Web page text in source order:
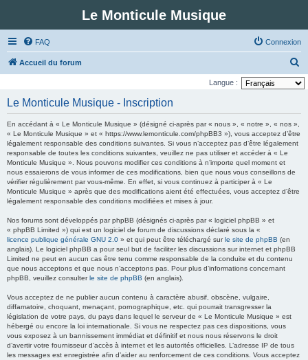
Le Monticule Musique
FAQ Connexion
Accueil du forum
e
Langue :
Le Monticule Musique - Inscription
En accédant à « Le Monticule Musique » (désigné ci-après par « nous », « notre », « nos »,
« Le Monticule Musique » et « https://www.lemonticule.com/phpBB3 »), vous acceptez d’être
légalement responsable des conditions suivantes. Si vous n’acceptez pas d’être légalement
responsable de toutes les conditions suivantes, veuillez ne pas utiliser et accéder à « Le
Monticule Musique ». Nous pouvons modifier ces conditions à n’importe quel moment et
nous essaierons de vous informer de ces modifications, bien que nous vous conseillons de
vérifier régulièrement par vous-même. En effet, si vous continuez à participer à « Le
Monticule Musique » après que des modifications aient été effectuées, vous acceptez d’être
légalement responsable des conditions modifiées et mises à jour.
Nos forums sont développés par phpBB (désignés ci-après par « logiciel phpBB » et
« phpBB Limited ») qui est un logiciel de forum de discussions déclaré sous la «
licence publique générale GNU 2.0 » et qui peut être téléchargé surle site de phpBB (en
anglais). Le logiciel phpBB a pour seul but de faciliter les discussions sur internet et phpBB
Limited ne peut en aucun cas être tenu comme responsable de la conduite et du contenu
que nous acceptons et que nous n’acceptons pas. Pour plus d’informations concernant
phpBB, veuillez consulterle site de phpBB (en anglais).
Vous acceptez de ne publier aucun contenu à caractère abusif, obscène, vulgaire,
diffamatoire, choquant, menaçant, pornographique, etc. qui pourrait transgresser la
législation de votre pays, du pays dans lequel le serveur de « Le Monticule Musique » est
hébergé ou encore la loi internationale. Si vous ne respectez pas ces dispositions, vous
vous exposez à un bannissement immédiat et définitif et nous nous réservons le droit
d’avertir votre fournisseur d’accès à internet et les autorités officielles. L’adresse IP de tous
les messages est enregistrée afin d’aider au renforcement de ces conditions. Vous acceptez